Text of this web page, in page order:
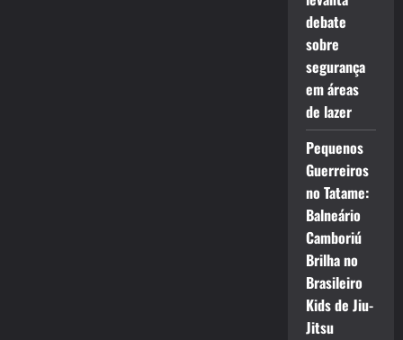
debate
sobre
segurança
em áreas
de lazer
Pequenos
Guerreiros
no Tatame:
Balneário
Camboriú
Brilha no
Brasileiro
Kids de Jiu-
Jitsu